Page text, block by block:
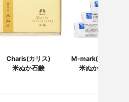
Charis(カリス)
米ぬか石鹸
M-mark(エムマーク)
米ぬかせっけん